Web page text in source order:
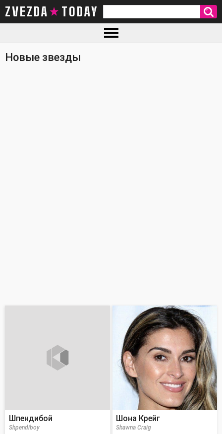
ZVEZDA TODAY
Новые звезды
Шпендибой
Shpendiboy
Шона Крейг
Shawna Craig